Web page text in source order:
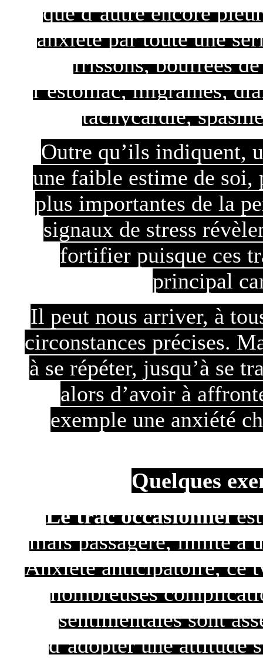
que d’autre encore
anxiété par toute une
frissons, bouffées
l’estomac, migraines,
tachycardie,
Outre qu’ils indiquent,
une faible estime de soi,
plus importantes de la
signaux de stress
fortifier puisque ces
principal
Il peut nous arriver, à
circonstances précises.
à se répéter, jusqu’à se
alors d’avoir à
exemple une anxiété
Quelques
Le trac occasionnelest
mais passagère, limité à
Anxiété anticipatoire, ce
nombreuses
sentimentales sont
d’adopter une attitude